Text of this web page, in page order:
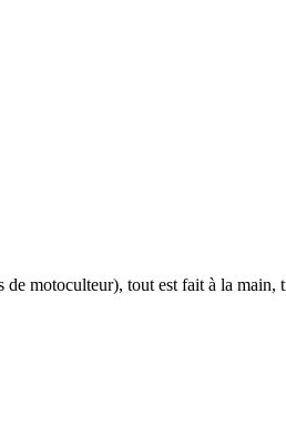
motoculteur), tout est fait à la